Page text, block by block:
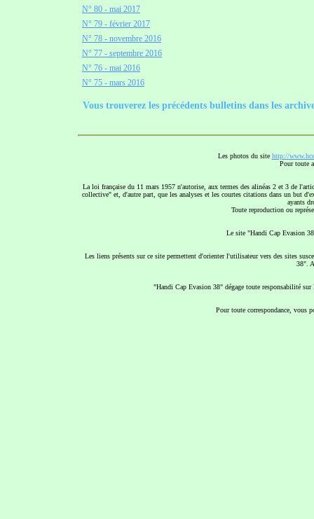
N° 80 - mai 2017
N° 79 - février 2017
N° 78 - novembre 2016
N° 77 - septembre 2016
N° 76 - mai 2016
N° 75 - mars 2016
Vous trouverez les précédents bulletins dans les
Les photos du site http://
Pour toute
La loi française du 11 mars 1957 n'autorise, aux termes des alinéas 2 et 3 de
collective" et, d'autre part, que les analyses et les courtes citations dans un but
ayants
Toute reproduction ou
Le site "Handi Cap Evasion
Les liens présents sur ce site permettent d'orienter l'utilisateur vers des sites
38".
"Handi Cap Evasion 38" dégage toute responsabilité
Pour toute correspondance, vous